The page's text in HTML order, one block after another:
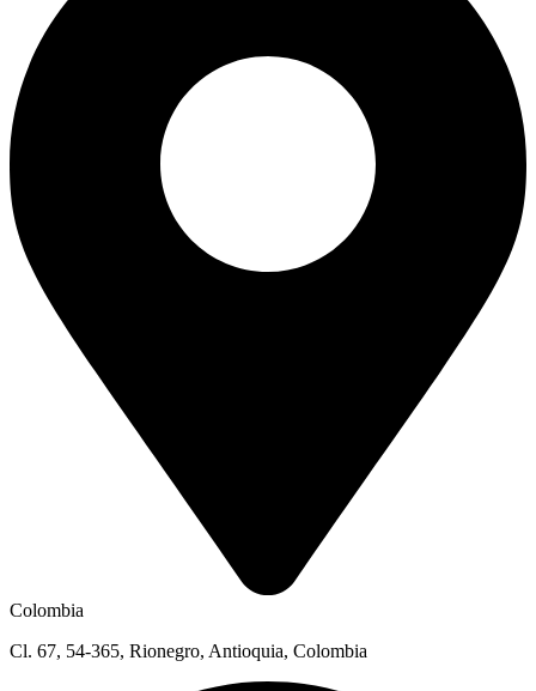
Colombia
Cl. 67, 54-365, Rionegro, Antioquia, Colombia